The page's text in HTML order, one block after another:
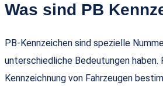
Was sind PB
PB-Kennzeichen sind spezielle
unterschiedliche Bedeutungen
Kennzeichnung von Fahrzeugen